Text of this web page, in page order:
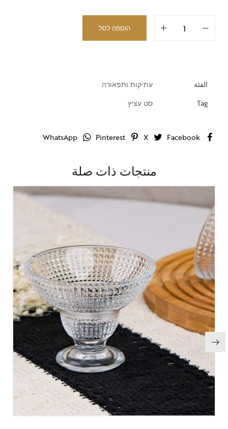
הוספה לסל
الفئة
עתיקות ותפאורה
Tag
סט עציץ
Facebook
X
Pinterest
WhatsApp
منتجات ذات صلة